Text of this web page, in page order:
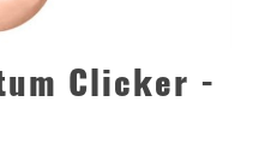
Clicker -